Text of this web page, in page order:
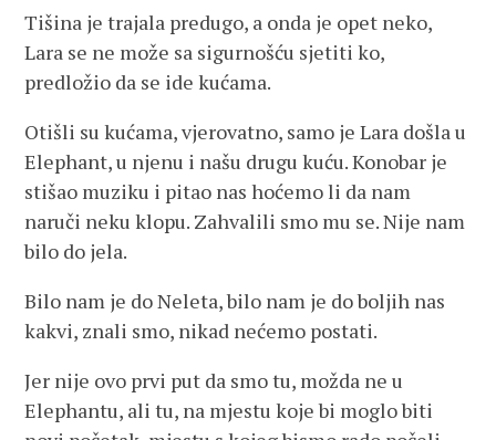
Tišina je trajala predugo, a onda je opet neko,
Lara se ne može sa sigurnošću sjetiti ko,
predložio da se ide kućama.
Otišli su kućama, vjerovatno, samo je Lara došla u
Elephant, u njenu i našu drugu kuću. Konobar je
stišao muziku i pitao nas hoćemo li da nam
naruči neku klopu. Zahvalili smo mu se. Nije nam
bilo do jela.
Bilo nam je do Neleta, bilo nam je do boljih nas
kakvi, znali smo, nikad nećemo postati.
Jer nije ovo prvi put da smo tu, možda ne u
Elephantu, ali tu, na mjestu koje bi moglo biti